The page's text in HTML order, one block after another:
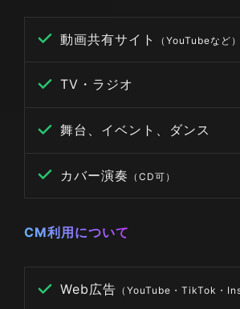
動画共有サイト （YouTubeなど）
TV・ラジオ
舞台、イベント、ダンス
カバー演奏 （CD可）
CM利用について
Web広告 （YouTube・TikTok・